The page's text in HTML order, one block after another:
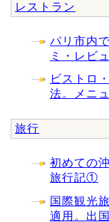
レストラン
パリ市内
ミ・レビ
ビストロ
法。メニ
旅行
初めての
旅行記①
国際観光
適用。出